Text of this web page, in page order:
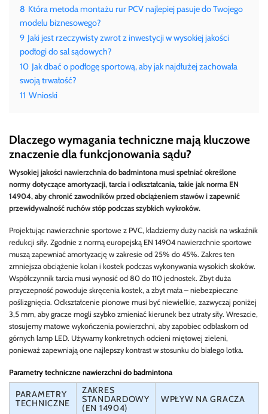
8 Która metoda montażu rur PCV najlepiej pasuje do Twojego
modelu biznesowego?
9 Jaki jest rzeczywisty zwrot z inwestycji w wysokiej jakości
podłogi do sal sądowych?
10 Jak dbać o podłogę sportową, aby jak najdłużej zachowała
swoją trwałość?
11 Wnioski
Dlaczego wymagania techniczne mają kluczowe
znaczenie dla funkcjonowania sądu?
Wysokiej jakości nawierzchnia do badmintona musi spełniać określone
normy dotyczące amortyzacji, tarcia i odkształcania, takie jak norma EN
14904, aby chronić zawodników przed obciążeniem stawów i zapewnić
przewidywalność ruchów stóp podczas szybkich wykroków.
Projektując nawierzchnie sportowe z PVC, kładziemy duży nacisk na wskaźnik
redukcji siły. Zgodnie z normą europejską EN 14904 nawierzchnie sportowe
muszą zapewniać amortyzację w zakresie od 25% do 45%. Zakres ten
zmniejsza obciążenie kolan i kostek podczas wykonywania wysokich skoków.
Współczynnik tarcia musi wynosić od 80 do 110 jednostek. Zbyt duża
przyczepność powoduje skręcenia kostek, a zbyt mała – niebezpieczne
poślizgnięcia. Odkształcenie pionowe musi być niewielkie, zazwyczaj poniżej
3,5 mm, aby gracze mogli szybko zmieniać kierunek bez utraty siły. Wreszcie,
stosujemy matowe wykończenia powierzchni, aby zapobiec odblaskom od
górnych lamp LED. Używamy konkretnych odcieni miętowej zieleni,
ponieważ zapewniają one najlepszy kontrast w stosunku do białego lotka.
Parametry techniczne nawierzchni do badmintona
PARAMETRY
TECHNICZNE
ZAKRES
STANDARDOWY
(EN 14904)
WPŁYW NA GRACZA